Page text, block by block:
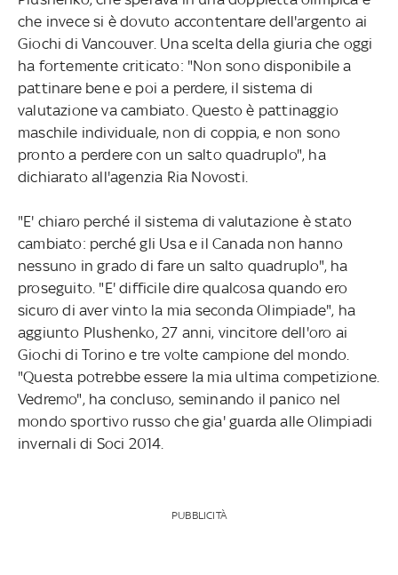
che invece si è dovuto accontentare dell'argento ai
Giochi di Vancouver. Una scelta della giuria che oggi
ha fortemente criticato: "Non sono disponibile a
pattinare bene e poi a perdere, il sistema di
valutazione va cambiato. Questo è pattinaggio
maschile individuale, non di coppia, e non sono
pronto a perdere con un salto quadruplo", ha
dichiarato all'agenzia Ria Novosti.
"E' chiaro perché il sistema di valutazione è stato
cambiato: perché gli Usa e il Canada non hanno
nessuno in grado di fare un salto quadruplo", ha
proseguito. "E' difficile dire qualcosa quando ero
sicuro di aver vinto la mia seconda Olimpiade", ha
aggiunto Plushenko, 27 anni, vincitore dell'oro ai
Giochi di Torino e tre volte campione del mondo.
"Questa potrebbe essere la mia ultima competizione.
Vedremo", ha concluso, seminando il panico nel
mondo sportivo russo che gia' guarda alle Olimpiadi
invernali di Soci 2014.
PUBBLICITÀ